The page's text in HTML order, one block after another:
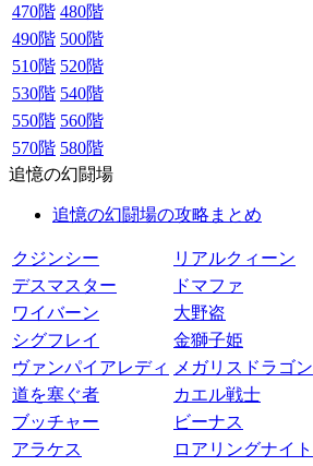
470階 480階
490階 500階
510階 520階
530階 540階
550階 560階
570階 580階
追憶の幻闘場
追憶の幻闘場の攻略まとめ
クジンシー
リアルクィーン
デスマスター
ドマファ
ワイバーン
大野盗
シグフレイ
金獅子姫
ヴァンパイアレディ
メガリスドラゴン
道を塞ぐ者
カエル戦士
ブッチャー
ビーナス
アラケス
ロアリングナイト